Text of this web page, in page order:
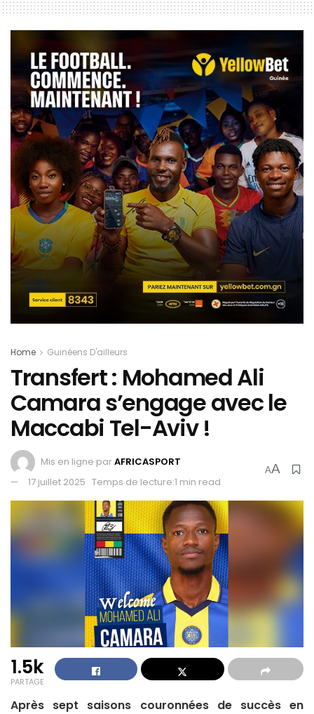
Home Guinéens D'ailleurs
Transfert : Mohamed Ali
Camara s’engage avec le
Maccabi Tel-Aviv !
Mis en ligne parAFRICASPORT
17 juillet 2025 Temps de lecture:1 min read
AA
1.5k
PARTAGE
Après sept saisons couronnées de succès en